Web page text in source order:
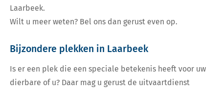
Laarbeek.
Wilt u meer weten? Bel ons dan gerust even op.
Bijzondere plekken in Laarbeek
Is er een plek die een speciale betekenis heeft voor uw
dierbare of u? Daar mag u gerust de uitvaartdienst